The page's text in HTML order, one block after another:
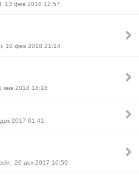
13 фев 2018 12:57
10 фев 2018 21:14
янв 2018 18:18
2017 01:41
26 дек 2017 10:59